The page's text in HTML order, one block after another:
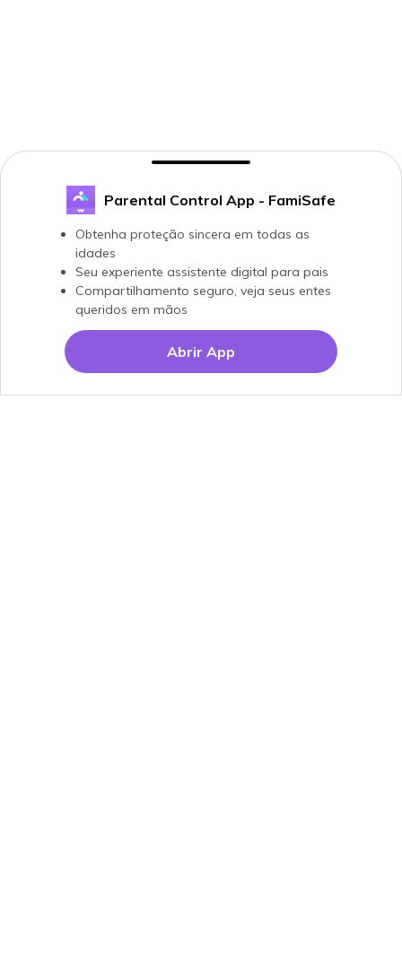
Parental Control App - FamiSafe
Obtenha proteção sincera em todas as
idades
Seu experiente assistente digital para pais
Compartilhamento seguro, veja seus entes
queridos em mãos
Abrir App